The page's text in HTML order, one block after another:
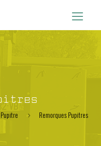
Remorques Pupitres